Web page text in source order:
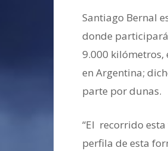
Santiago Bernal
donde
9.000 kilómetros,
en Argentina;
parte por dunas.
“El recorrido
perfila de esta